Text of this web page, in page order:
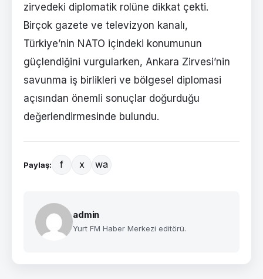
zirvedeki diplomatik rolüne dikkat çekti.
Birçok gazete ve televizyon kanalı,
Türkiye’nin NATO içindeki konumunun
güçlendiğini vurgularken, Ankara Zirvesi’nin
savunma iş birlikleri ve bölgesel diplomasi
açısından önemli sonuçlar doğurduğu
değerlendirmesinde bulundu.
Paylaş: f x wa
admin
Yurt FM Haber Merkezi editörü.